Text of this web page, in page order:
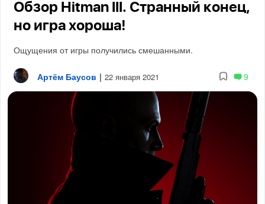
Обзор Hitman III. Странный конец,
но игра хороша!
Ощущения от игры получились смешанными.
Артём Баусов | 22 января 2021 9